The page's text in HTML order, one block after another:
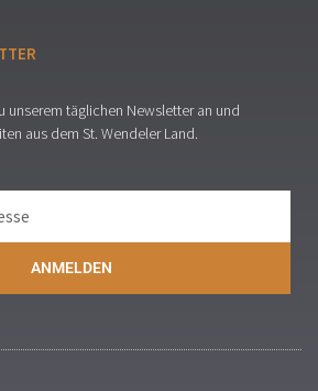
unserem täglichen Newsletter an und
aus dem St. Wendeler Land.
ANMELDEN